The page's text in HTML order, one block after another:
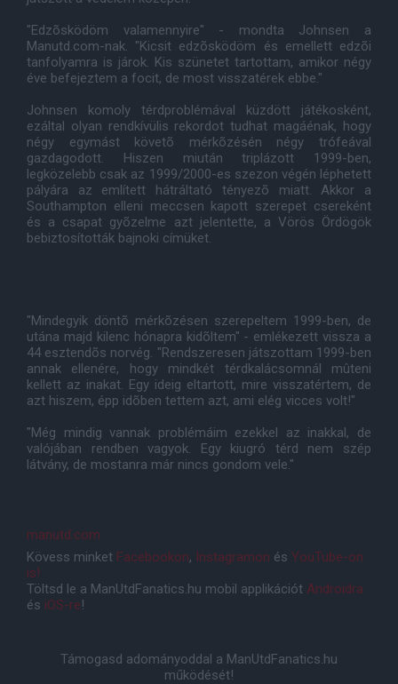
"Edzõsködöm valamennyire" - mondta Johnsen a
Manutd.com-nak. "Kicsit edzõsködöm és emellett edzõi
tanfolyamra is járok. Kis szünetet tartottam, amikor négy
éve befejeztem a focit, de most visszatérek ebbe."
Johnsen komoly térdproblémával küzdött játékosként,
ezáltal olyan rendkívülis rekordot tudhat magáénak, hogy
négy egymást követõ mérkõzésén négy trófeával
gazdagodott. Hiszen miután triplázott 1999-ben,
legközelebb csak az 1999/2000-es szezon végén léphetett
pályára az említett hátráltató tényezõ miatt. Akkor a
Southampton elleni meccsen kapott szerepet csereként
és a csapat gyõzelme azt jelentette, a Vörös Ördögök
bebiztosították bajnoki címüket.
"Mindegyik döntõ mérkõzésen szerepeltem 1999-ben, de
utána majd kilenc hónapra kidõltem" - emlékezett vissza a
44 esztendõs norvég. "Rendszeresen játszottam 1999-ben
annak ellenére, hogy mindkét térdkalácsomnál mûteni
kellett az inakat. Egy ideig eltartott, mire visszatértem, de
azt hiszem, épp idõben tettem azt, ami elég vicces volt!"
"Még mindig vannak problémáim ezekkel az inakkal, de
valójában rendben vagyok. Egy kiugró térd nem szép
látvány, de mostanra már nincs gondom vele."
manutd.com
Kövess minket Facebookon, Instagramon és YouTube-on
is!
Töltsd le a ManUtdFanatics.hu mobil applikációt Androidra
és iOS-re!
Támogasd adományoddal a ManUtdFanatics.hu
működését!